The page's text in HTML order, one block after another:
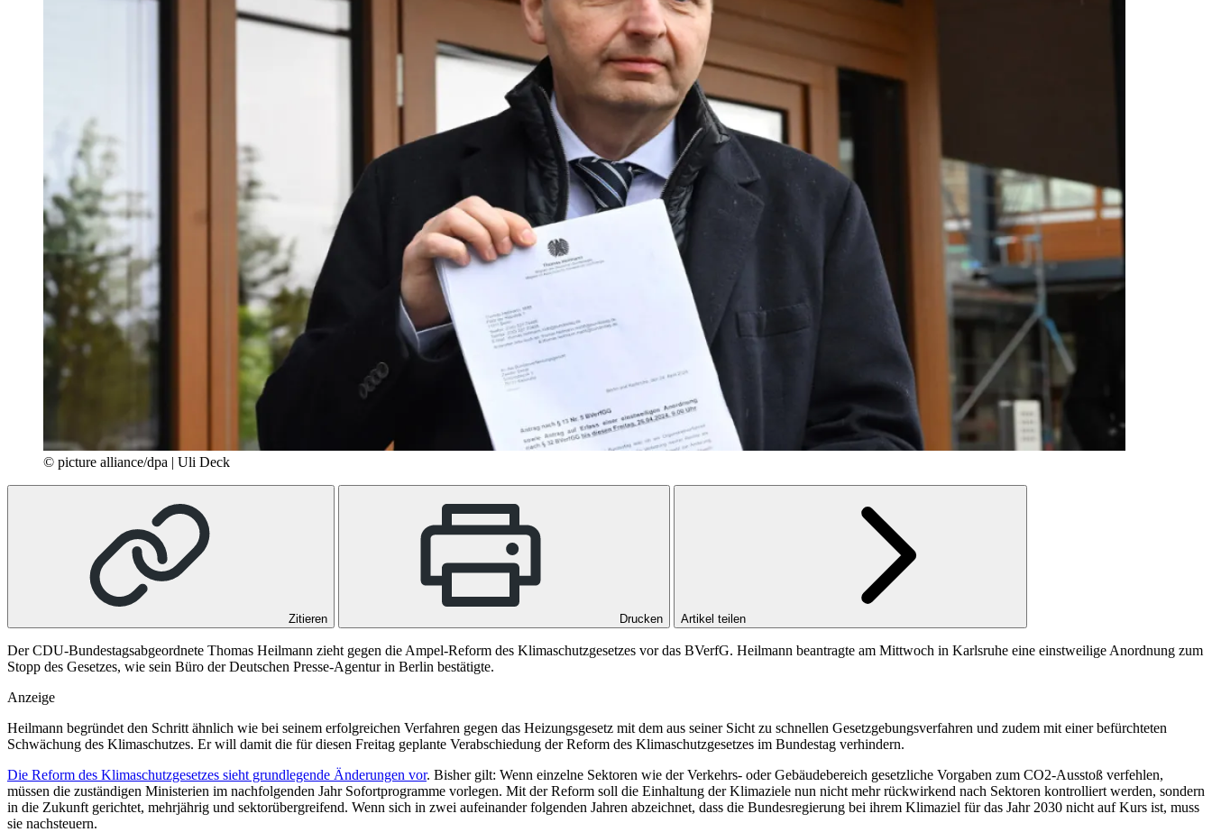
© picture alliance/dpa | Uli Deck
Zitieren Drucken Artikel teilen
Der CDU-Bundestagsabgeordnete Thomas Heilmann zieht gegen die Ampel-Reform des Klimaschutzgesetzes vor das BVerfG. Heilmann beantragte am Mittwoch in Karlsruhe eine einstweilige Anordnung zum
Stopp des Gesetzes, wie sein Büro der Deutschen Presse-Agentur in Berlin bestätigte.
Anzeige
Heilmann begründet den Schritt ähnlich wie bei seinem erfolgreichen Verfahren gegen das Heizungsgesetz mit dem aus seiner Sicht zu schnellen Gesetzgebungsverfahren und zudem mit einer befürchteten
Schwächung des Klimaschutzes. Er will damit die für diesen Freitag geplante Verabschiedung der Reform des Klimaschutzgesetzes im Bundestag verhindern.
Die Reform des Klimaschutzgesetzes sieht grundlegende Änderungen vor. Bisher gilt: Wenn einzelne Sektoren wie der Verkehrs- oder Gebäudebereich gesetzliche Vorgaben zum CO2-Ausstoß verfehlen,
müssen die zuständigen Ministerien im nachfolgenden Jahr Sofortprogramme vorlegen. Mit der Reform soll die Einhaltung der Klimaziele nun nicht mehr rückwirkend nach Sektoren kontrolliert werden, sondern
in die Zukunft gerichtet, mehrjährig und sektorübergreifend. Wenn sich in zwei aufeinander folgenden Jahren abzeichnet, dass die Bundesregierung bei ihrem Klimaziel für das Jahr 2030 nicht auf Kurs ist, muss
sie nachsteuern.